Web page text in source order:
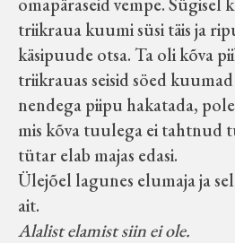
triikraua kuumi süsi täis ja
käsipuude otsa. Ta oli kõva
triikrauas seisid söed
nendega piipu hakatada,
mis kõva tuulega ei tahtnud
tütar elab majas edasi.
Ülejõel lagunes elumaja ja
ait.
Alalist elamist siin ei ole.